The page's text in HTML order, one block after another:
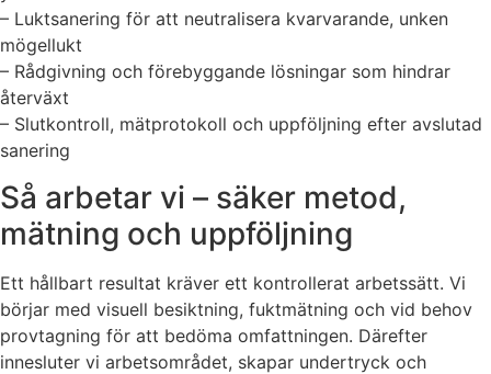
– Luktsanering för att neutralisera kvarvarande, unken
mögellukt
– Rådgivning och förebyggande lösningar som hindrar
återväxt
– Slutkontroll, mätprotokoll och uppföljning efter avslutad
sanering
Så arbetar vi – säker metod,
mätning och uppföljning
Ett hållbart resultat kräver ett kontrollerat arbetssätt. Vi
börjar med visuell besiktning, fuktmätning och vid behov
provtagning för att bedöma omfattningen. Därefter
innesluter vi arbetsområdet, skapar undertryck och